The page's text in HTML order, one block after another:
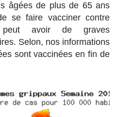
âgées de plus de 65 ans
se faire vacciner contre
avoir de graves
Selon, nos informations
sont vaccinées en fin de